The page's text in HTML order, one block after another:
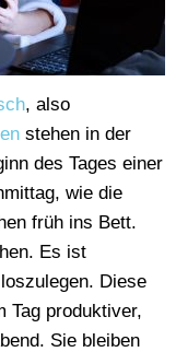
, also
stehen in der
des Tages einer
wie die
früh ins Bett.
Es ist
Diese
Tag produktiver,
Sie bleiben